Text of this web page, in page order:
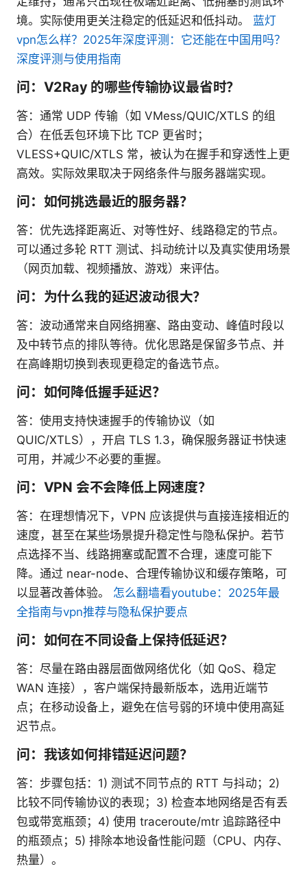
境。实际使用更关注稳定的低延迟和低抖动。 蓝灯
vpn怎么样？2025年深度评测：它还能在中国用吗？
深度评测与使用指南
问：V2Ray 的哪些传输协议最省时？
答：通常 UDP 传输（如 VMess/QUIC/XTLS 的组
合）在低丢包环境下比 TCP 更省时；
VLESS+QUIC/XTLS 常，被认为在握手和穿透性上更
高效。实际效果取决于网络条件与服务器端实现。
问：如何挑选最近的服务器？
答：优先选择距离近、对等性好、线路稳定的节点。
可以通过多轮 RTT 测试、抖动统计以及真实使用场景
（网页加载、视频播放、游戏）来评估。
问：为什么我的延迟波动很大？
答：波动通常来自网络拥塞、路由变动、峰值时段以
及中转节点的排队等待。优化思路是保留多节点、并
在高峰期切换到表现更稳定的备选节点。
问：如何降低握手延迟？
答：使用支持快速握手的传输协议（如
QUIC/XTLS），开启 TLS 1.3，确保服务器证书快速
可用，并减少不必要的重握。
问：VPN 会不会降低上网速度？
答：在理想情况下，VPN 应该提供与直接连接相近的
速度，甚至在某些场景提升稳定性与隐私保护。若节
点选择不当、线路拥塞或配置不合理，速度可能下
降。通过 near-node、合理传输协议和缓存策略，可
以显著改善体验。 怎么翻墙看youtube：2025年最
全指南与vpn推荐与隐私保护要点
问：如何在不同设备上保持低延迟？
答：尽量在路由器层面做网络优化（如 QoS、稳定
WAN 连接），客户端保持最新版本，选用近端节
点；在移动设备上，避免在信号弱的环境中使用高延
迟节点。
问：我该如何排错延迟问题？
答：步骤包括：1) 测试不同节点的 RTT 与抖动；2)
比较不同传输协议的表现；3) 检查本地网络是否有丢
包或带宽瓶颈；4) 使用 traceroute/mtr 追踪路径中
的瓶颈点；5) 排除本地设备性能问题（CPU、内存、
热量）。